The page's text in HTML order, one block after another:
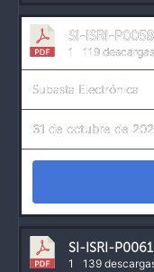
SI-ISRI-P0058
1 119 descargas
Subasta Electrónica
31 de octubre de
SI-ISRI-P0061
1 139